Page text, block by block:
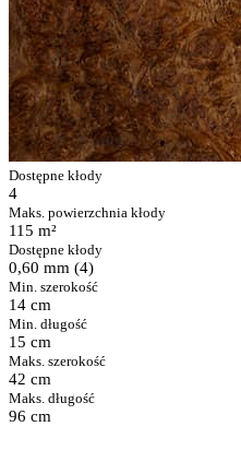
Dostępne kłody
4
Maks. powierzchnia kłody
115 m²
Dostępne kłody
0,60 mm (4)
Min. szerokość
14 cm
Min. długość
15 cm
Maks. szerokość
42 cm
Maks. długość
96 cm